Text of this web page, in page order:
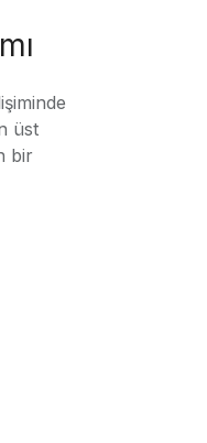
üst
bir